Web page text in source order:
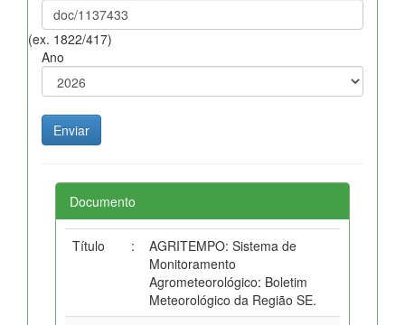
(ex. 1822/417)
Ano
Documento
Título :
AGRITEMPO: Sistema de
Monitoramento
Agrometeorológico: Boletim
Meteorológico da Região SE.